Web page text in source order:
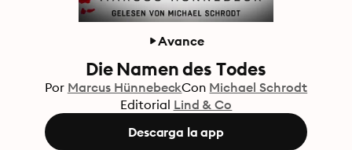
Avance
Die Namen des Todes
Por Marcus HünnebeckCon Michael Schrodt
Editorial Lind & Co
Descarga la app